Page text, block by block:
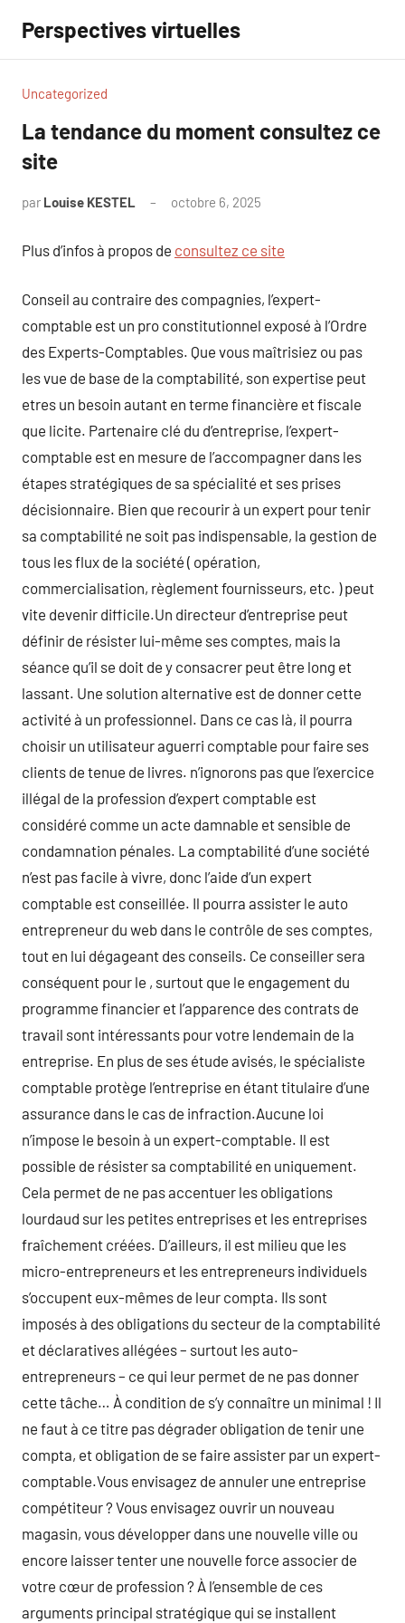
contenu
Perspectives virtuelles
Uncategorized
La tendance du moment consultez ce
site
par Louise KESTEL octobre 6, 2025
Plus d’infos à propos de consultez ce site
Conseil au contraire des compagnies, l’expert-
comptable est un pro constitutionnel exposé à l’Ordre
des Experts-Comptables. Que vous maîtrisiez ou pas
les vue de base de la comptabilité, son expertise peut
etres un besoin autant en terme financière et fiscale
que licite. Partenaire clé du d’entreprise, l’expert-
comptable est en mesure de l’accompagner dans les
étapes stratégiques de sa spécialité et ses prises
décisionnaire. Bien que recourir à un expert pour tenir
sa comptabilité ne soit pas indispensable, la gestion de
tous les flux de la société ( opération,
commercialisation, règlement fournisseurs, etc. ) peut
vite devenir difficile.Un directeur d’entreprise peut
définir de résister lui-même ses comptes, mais la
séance qu’il se doit de y consacrer peut être long et
lassant. Une solution alternative est de donner cette
activité à un professionnel. Dans ce cas là, il pourra
choisir un utilisateur aguerri comptable pour faire ses
clients de tenue de livres. n’ignorons pas que l’exercice
illégal de la profession d’expert comptable est
considéré comme un acte damnable et sensible de
condamnation pénales. La comptabilité d’une société
n’est pas facile à vivre, donc l’aide d’un expert
comptable est conseillée. Il pourra assister le auto
entrepreneur du web dans le contrôle de ses comptes,
tout en lui dégageant des conseils. Ce conseiller sera
conséquent pour le , surtout que le engagement du
programme financier et l’apparence des contrats de
travail sont intéressants pour votre lendemain de la
entreprise. En plus de ses étude avisés, le spécialiste
comptable protège l’entreprise en étant titulaire d’une
assurance dans le cas de infraction.Aucune loi
n’impose le besoin à un expert-comptable. Il est
possible de résister sa comptabilité en uniquement.
Cela permet de ne pas accentuer les obligations
lourdaud sur les petites entreprises et les entreprises
fraîchement créées. D’ailleurs, il est milieu que les
micro-entrepreneurs et les entrepreneurs individuels
s’occupent eux-mêmes de leur compta. Ils sont
imposés à des obligations du secteur de la comptabilité
et déclaratives allégées – surtout les auto-
entrepreneurs – ce qui leur permet de ne pas donner
cette tâche… À condition de s’y connaître un minimal ! Il
ne faut à ce titre pas dégrader obligation de tenir une
compta, et obligation de se faire assister par un expert-
comptable.Vous envisagez de annuler une entreprise
compétiteur ? Vous envisagez ouvrir un nouveau
magasin, vous développer dans une nouvelle ville ou
encore laisser tenter une nouvelle force associer de
votre cœur de profession ? À l’ensemble de ces
arguments principal stratégique qui se installent